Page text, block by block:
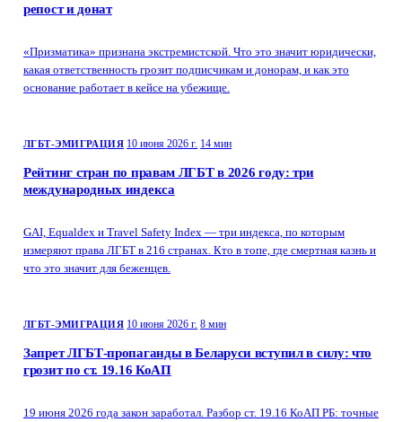
репост и донат
«Призматика» признана экстремистской. Что это значит юридически,
какая ответственность грозит подписчикам и донорам, и как это
основание работает в кейсе на убежище.
ЛГБТ-ЭМИГРАЦИЯ 10 июня 2026 г. 14 мин
Рейтинг стран по правам ЛГБТ в 2026 году: три
международных индекса
GAI, Equaldex и Travel Safety Index — три индекса, по которым
измеряют права ЛГБТ в 216 странах. Кто в топе, где смертная казнь и
что это значит для беженцев.
ЛГБТ-ЭМИГРАЦИЯ 10 июня 2026 г. 8 мин
Запрет ЛГБТ-пропаганды в Беларуси вступил в силу: что
грозит по ст. 19.16 КоАП
19 июня 2026 года закон заработал. Разбор ст. 19.16 КоАП РБ: точные